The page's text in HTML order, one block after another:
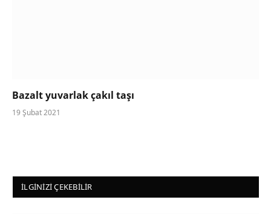
Bazalt yuvarlak çakıl taşı
19 Şubat 2021
İLGINIZI ÇEKEBILIR